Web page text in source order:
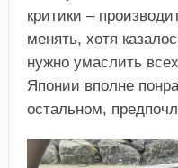
критики –
менять, хотя
нужно умаслить
Японии вполне
остальном,